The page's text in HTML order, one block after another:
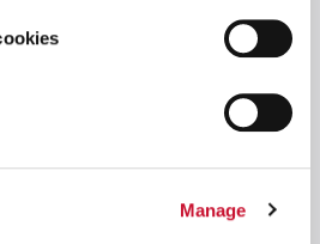
Manage
i nostri comunicati stampa.